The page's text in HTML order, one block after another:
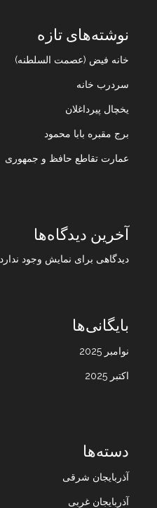
نوشته‌های تازه
خانه فیض (عصمت السلطنه)
سردرب خانه
یخچال پیرداغلان
برج مقبره بابا محمود
عمارت تقاطع حافظ و جمهوری
آخرین دیدگاه‌ها
دیدگاهی برای نمایش وجود ندارد.
بایگانی‌ها
نوامبر 2025
اکتبر 2025
دسته‌ها
آذربایجان شرقی
آذربایجان غربی